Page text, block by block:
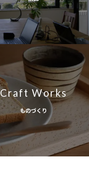
Craft Works
ものづくり